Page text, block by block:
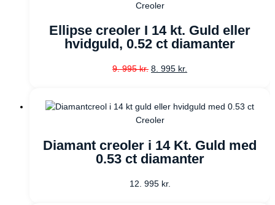
Creoler
Ellipse creoler I 14 kt. Guld eller
hvidguld, 0.52 ct diamanter
9. 995kr. 8. 995 kr.
Creoler
Diamant creoler i 14 Kt. Guld med
0.53 ct diamanter
12. 995 kr.